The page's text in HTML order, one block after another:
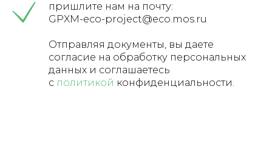
пришлите нам на почту:
GPXM-eco-project@eco.mos.ru
Отправляя документы, вы даете
согласие на обработку персональных
данных и соглашаетесь
c политикой конфиденциальности.